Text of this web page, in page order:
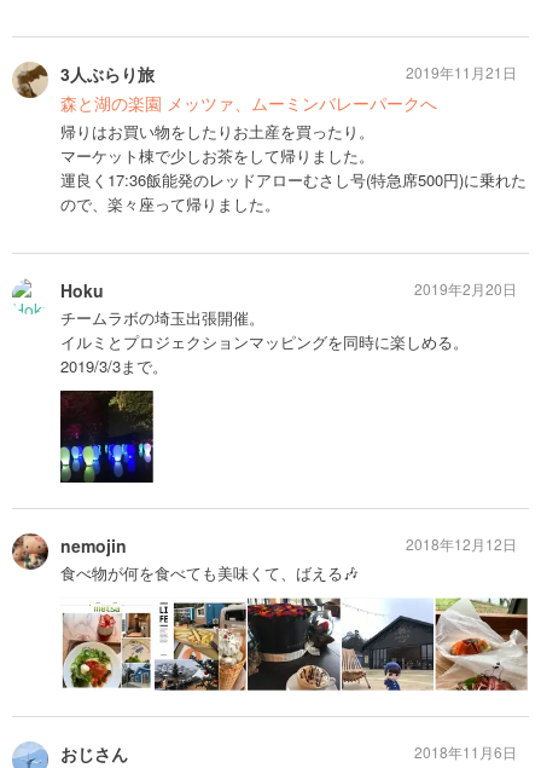
3人ぶらり旅
森と湖の楽園 メッツァ、ムーミンバレーパークへ
帰りはお買い物をしたりお土産を買ったり。
マーケット棟で少しお茶をして帰りました。
運良く17:36飯能発のレッドアローむさし号(特急席500円)に乗れた
ので、楽々座って帰りました。
2019年11月21日
Hoku
チームラボの埼玉出張開催。
イルミとプロジェクションマッピングを同時に楽しめる。
2019/3/3まで。
2019年2月20日
nemojin
食べ物が何を食べても美味くて、ばえる🎶
2018年12月12日
おじさん 2018年11月6日